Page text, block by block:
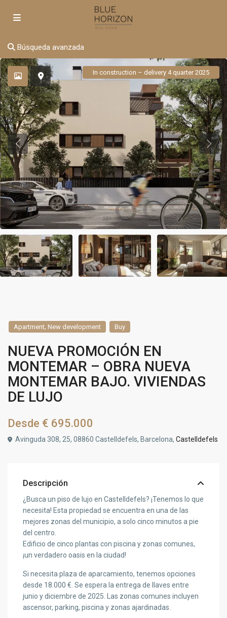
Búsqueda avanzada
In construction – delivery 4 quarter 2025
Apartment, New development Buy
NUEVA PROMOCIÓN EN
MONTEMAR – OBRA NUEVA
MONTEMAR BAJO. VIVIENDAS
DE LUJO
Desde € 695.000
Avinguda 308, 25, 08860 Castelldefels, Barcelona,Castelldefels
Descripción
¿Busca un piso de lujo en Castelldefels? ¡Tenemos lo que
necesita! Esta propiedad se encuentra en una de las
mejores zonas del municipio, a solo cinco minutos a pie
del centro.
Edificio de cinco plantas con piscina y zonas comunes,
¡un verdadero oasis en la ciudad!
Si necesita plaza de aparcamiento, tenemos opciones
desde 18.000 €. Se espera la entrega de llaves entre
junio y diciembre de 2025. Las zonas comunes incluyen
ascensor, parking, piscina y zonas ajardinadas.